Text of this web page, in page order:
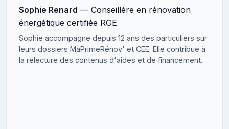
Sophie Renard — Conseillère en rénovation
énergétique certifiée RGE
Sophie accompagne depuis 12 ans des particuliers sur
leurs dossiers MaPrimeRénov' et CEE. Elle contribue à
la relecture des contenus d'aides et de financement.